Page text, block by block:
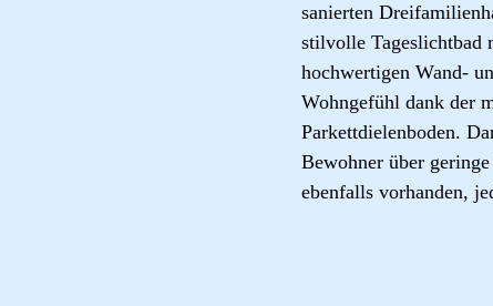
sanierten
stilvolle Tageslichtbad
hochwertigen Wand-
Wohngefühl dank der
Parkettdielenboden.
Bewohner über
ebenfalls vorhanden,